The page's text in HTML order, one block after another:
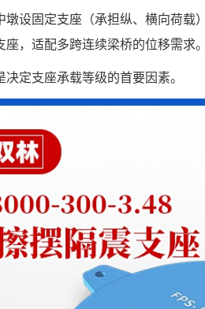
墩设固定支座（承担纵、横向荷载
座，适配多跨连续梁桥的位移需求
定支座承载等级的首要因素。